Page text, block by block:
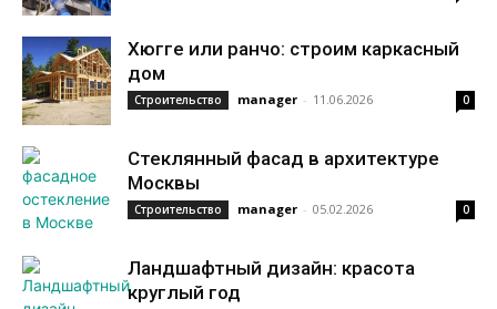
Хюгге или ранчо: строим каркасный
дом
Строительство manager - 11.06.2026 0
Стеклянный фасад в архитектуре
Москвы
Строительство manager - 05.02.2026 0
Ландшафтный дизайн: красота
круглый год